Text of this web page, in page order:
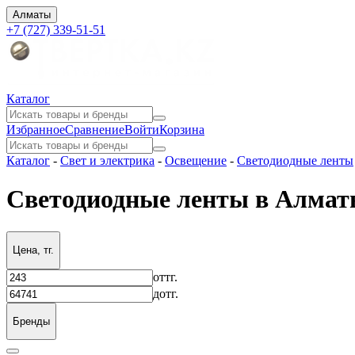
Алматы
+7 (727) 339-51-51
Каталог
ИзбранноеСравнениеВойтиКорзина
Каталог - Свет и электрика - Освещение - Светодиодные ленты
Светодиодные ленты в
Цена, тг.
оттг.
дотг.
Бренды